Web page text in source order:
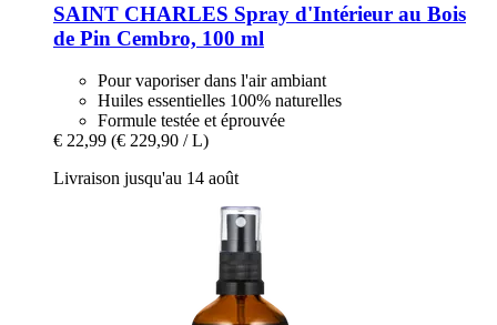
SAINT CHARLES Spray d'Intérieur au Bois
de Pin Cembro, 100 ml
Pour vaporiser dans l'air ambiant
Huiles essentielles 100% naturelles
Formule testée et éprouvée
€ 22,99 (€ 229,90 / L)
Livraison jusqu'au 14 août